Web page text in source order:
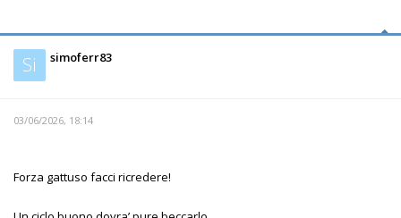
Si simoferr83
03/06/2026, 18:14
Forza gattuso facci ricredere!